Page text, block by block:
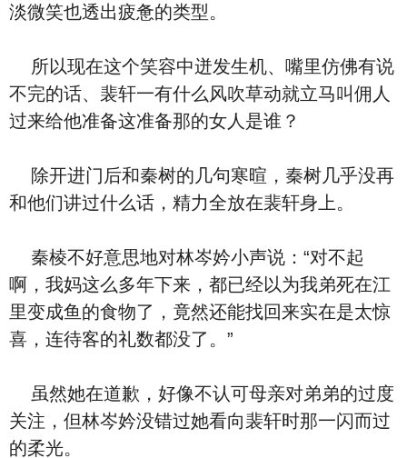
淡微笑也透出疲惫的类型。
所以现在这个笑容中迸发生机、嘴里仿佛有说
不完的话、裴轩一有什么风吹草动就立马叫佣人
过来给他准备这准备那的女人是谁？
除开进门后和秦树的几句寒暄，秦树几乎没再
和他们讲过什么话，精力全放在裴轩身上。
秦棱不好意思地对林岑妗小声说：“对不起
啊，我妈这么多年下来，都已经以为我弟死在江
里变成鱼的食物了，竟然还能找回来实在是太惊
喜，连待客的礼数都没了。”
虽然她在道歉，好像不认可母亲对弟弟的过度
关注，但林岑妗没错过她看向裴轩时那一闪而过
的柔光。